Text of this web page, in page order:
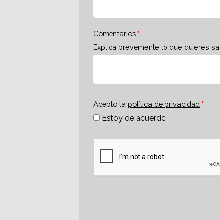
Comentarios
Explica brevemente lo que quieres
Acepto la política de privacidad
Estoy de acuerdo